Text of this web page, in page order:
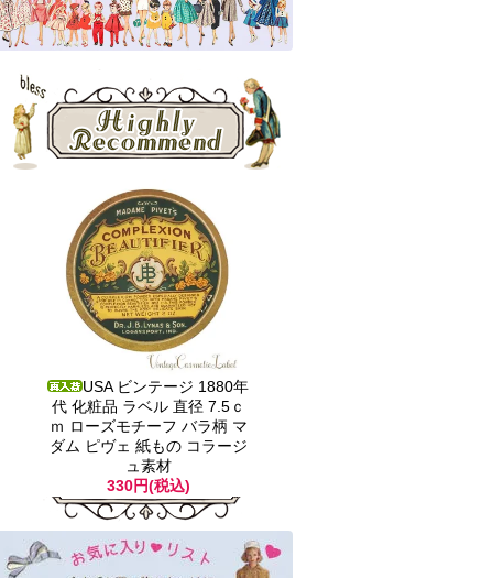
USA ビンテージ 1880年
代 化粧品 ラベル 直径 7.5ｃ
ｍ ローズモチーフ バラ柄 マ
ダム ピヴェ 紙もの コラージ
ュ素材
330円(税込)